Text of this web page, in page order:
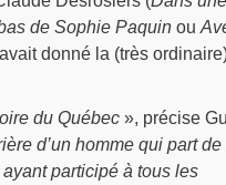
de Sophie Paquinou
donné la (très
du Québec», précise
d’un homme qui part de
participé à tous les